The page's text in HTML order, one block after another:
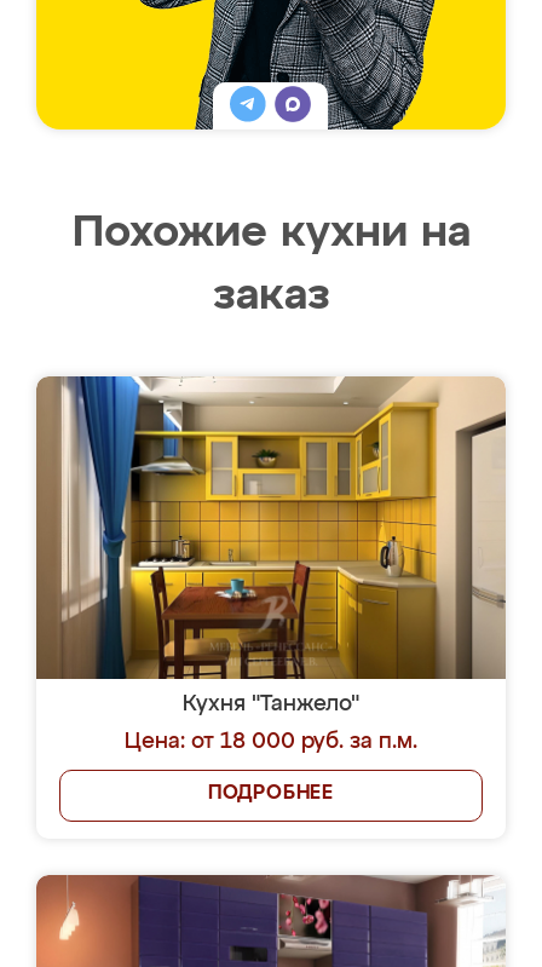
Похожие кухни на
заказ
Кухня "Танжело"
Цена: от 18 000 руб. за п.м.
ПОДРОБНЕЕ